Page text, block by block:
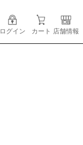
ログイン カート 店舗情報